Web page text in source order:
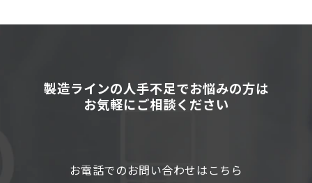
製造ラインの人手不足でお悩みの方は
お気軽にご相談ください
お電話でのお問い合わせはこちら